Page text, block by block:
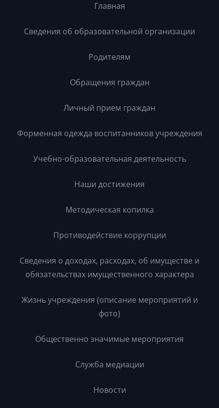
Главная
Сведения об образовательной организации
Родителям
Обращения граждан
Личный прием граждан
Форменная одежда воспитанников учреждения
Учебно-образовательная деятельность
Наши достижения
Методическая копилка
Противодействие коррупции
Сведения о доходах, расходах, об имуществе и
обязательствах имущественного характера
Жизнь учреждения (описание мероприятий и
фото)
Общественно значимые мероприятия
Служба медиации
Новости